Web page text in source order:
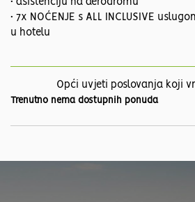
• asistenciju na aerodromu
• 7x NOĆENJE s ALL INCLUSIVE
u hotelu
Opći uvjeti poslovanja koji
Trenutno nema dostupnih ponuda